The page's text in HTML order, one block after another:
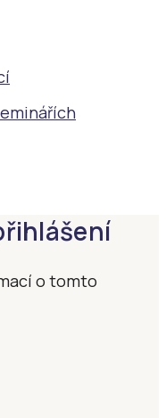
o tomto